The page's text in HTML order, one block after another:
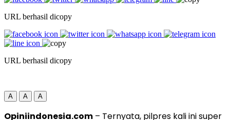
URL berhasil dicopy
URL berhasil dicopy
A A A
Opiniindonesia.com – Ternyata, pilpres kali ini super